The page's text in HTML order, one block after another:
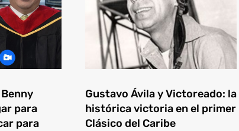
para
para
Gustavo Ávila y Victoreado: la
histórica victoria en el primer
Clásico del Caribe